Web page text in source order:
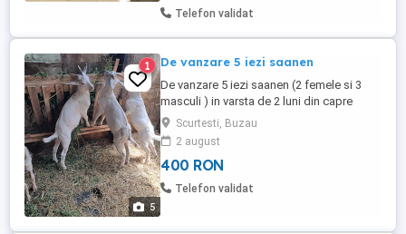
Telefon validat
5
1 De vanzare 5 iezi saanen
De vanzare 5 iezi saanen (2 femele si 3
masculi ) in varsta de 2 luni din capre
foarte bune de lapte .Locatia Scurtesti
Buzau
Scurtesti, Buzau
2 august
400 RON
Telefon validat